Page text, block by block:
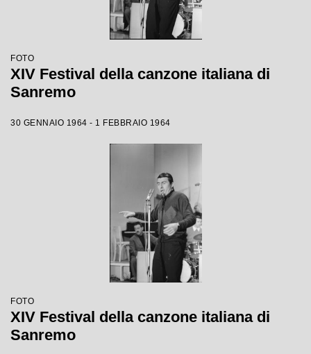
FOTO
XIV Festival della canzone italiana di
Sanremo
30 GENNAIO 1964 - 1 FEBBRAIO 1964
FOTO
XIV Festival della canzone italiana di
Sanremo